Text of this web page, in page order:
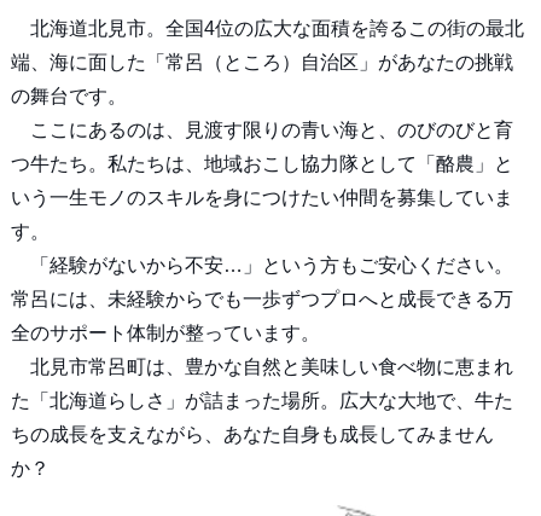
北海道北見市。全国4位の広大な面積を誇るこの街の最北
端、海に面した「常呂（ところ）自治区」があなたの挑戦
の舞台です。
ここにあるのは、見渡す限りの青い海と、のびのびと育
つ牛たち。私たちは、地域おこし協力隊として「酪農」と
いう一生モノのスキルを身につけたい仲間を募集していま
す。
「経験がないから不安…」という方もご安心ください。
常呂には、未経験からでも一歩ずつプロへと成長できる万
全のサポート体制が整っています。
北見市常呂町は、豊かな自然と美味しい食べ物に恵まれ
た「北海道らしさ」が詰まった場所。広大な大地で、牛た
ちの成長を支えながら、あなた自身も成長してみません
か？